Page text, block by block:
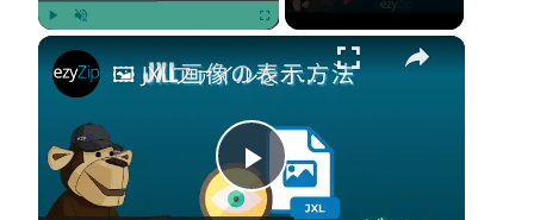
×
P
🖼️ JXLファイルをオンラインで無料で閲覧する方法 | ソフトウェアのインストール不要